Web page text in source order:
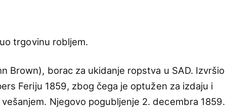
trgovinu robljem.
Brown), borac za ukidanje ropstva u SAD. Izvršio
Feriju 1859, zbog čega je optužen za izdaju i
Njegovo pogubljenje 2. decembra 1859.